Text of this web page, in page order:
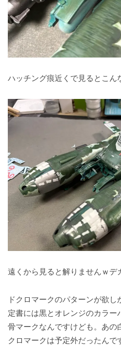
ハッチング痕近くで見るとこん
遠くから見ると解りませんｗデ
ドクロマークのパターンが欲
定書には黒とオレンジのカラー
骨マークなんですけども。あの
クロマークは予定外だったんで